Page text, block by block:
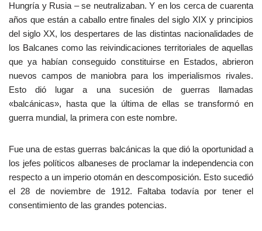
Hungría y Rusia – se neutralizaban. Y en los cerca de cuarenta
años que están a caballo entre finales del siglo XIX y principios
del siglo XX, los despertares de las distintas nacionalidades de
los Balcanes como las reivindicaciones territoriales de aquellas
que ya habían conseguido constituirse en Estados, abrieron
nuevos campos de maniobra para los imperialismos rivales.
Esto dió lugar a una sucesión de guerras llamadas
«balcánicas», hasta que la última de ellas se transformó en
guerra mundial, la primera con este nombre.
Fue una de estas guerras balcánicas la que dió la oportunidad a
los jefes políticos albaneses de proclamar la independencia con
respecto a un imperio otomán en descomposición. Esto sucedió
el 28 de noviembre de 1912. Faltaba todavía por tener el
consentimiento de las grandes potencias.